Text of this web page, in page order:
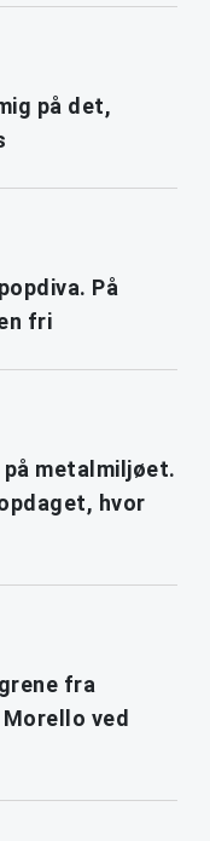
på det,
På
fri
metalmiljøet.
hvor
fra
ved